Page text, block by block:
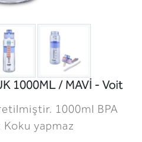
1000ML / MAVİ - Voit
1000ml BPA
Koku yapmaz